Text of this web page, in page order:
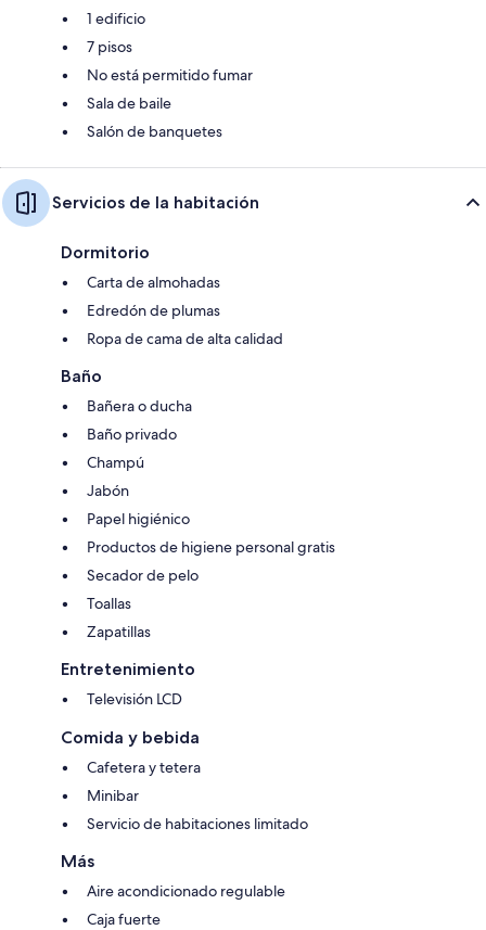
1 edificio
7 pisos
No está permitido fumar
Sala de baile
Salón de banquetes
Servicios de la habitación
Dormitorio
Carta de almohadas
Edredón de plumas
Ropa de cama de alta calidad
Baño
Bañera o ducha
Baño privado
Champú
Jabón
Papel higiénico
Productos de higiene personal gratis
Secador de pelo
Toallas
Zapatillas
Entretenimiento
Televisión LCD
Comida y bebida
Cafetera y tetera
Minibar
Servicio de habitaciones limitado
Más
Aire acondicionado regulable
Caja fuerte